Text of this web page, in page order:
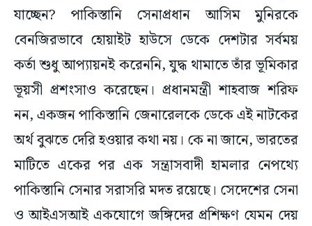
বেনজিরভাবে হোয়াইট হাউসে ডেকে দেশটার সর্বময়
কর্তা শুধু আপ্যায়নই করেননি, যুদ্ধ থামাতে তাঁর ভূমিকার
ভূয়সী প্রশংসাও করেছেন। প্রধানমন্ত্রী শাহবাজ শরিফ
নন, একজন পাকিস্তানি জেনারেলকে ডেকে এই নাটকের
অর্থ বুঝতে দেরি হওয়ার কথা নয়। কে না জানে, ভারতের
মাটিতে একের পর এক সন্ত্রাসবাদী হামলার নেপথ্যে
পাকিস্তানি সেনার সরাসরি মদত রয়েছে। সেদেশের সেনা
ও আইএসআই একযোগে জঙ্গিদের প্রশিক্ষণ যেমন দেয়
তেমনি সীমান্ত পেরিয়ে হামলার ব্লুপ্রিন্টও চূড়ান্ত করে।